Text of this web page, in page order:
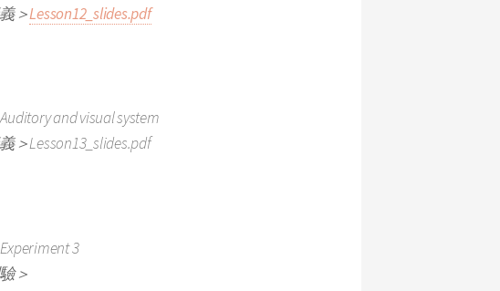
＞Lesson12_slides.pdf
Auditory and visual system
＞Lesson13_slides.pdf
Experiment 3
＞